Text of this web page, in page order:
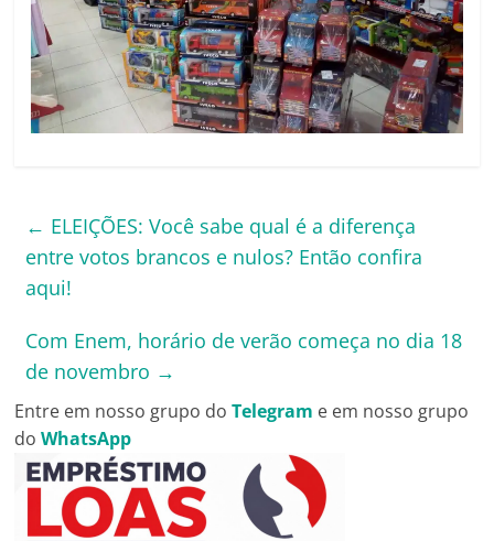
← ELEIÇÕES: Você sabe qual é a diferença
entre votos brancos e nulos? Então confira
aqui!
Com Enem, horário de verão começa no dia 18
de novembro →
Entre em nosso grupo doTelegram e em nosso grupo
doWhatsApp